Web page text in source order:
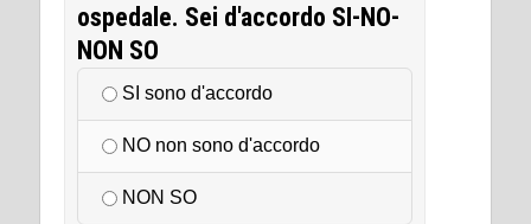
ospedale. Sei d'accordo SI-NO-
NON SO
SI sono d'accordo
NO non sono d'accordo
NON SO